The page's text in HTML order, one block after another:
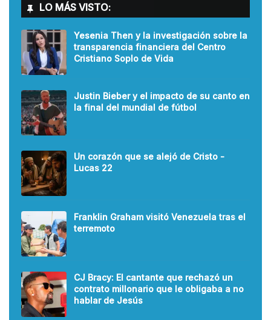
LO MÁS VISTO:
Yesenia Then y la investigación sobre la
transparencia financiera del Centro
Cristiano Soplo de Vida
Justin Bieber y el impacto de su canto en
la final del mundial de fútbol
Un corazón que se alejó de Cristo -
Lucas 22
Franklin Graham visitó Venezuela tras el
terremoto
CJ Bracy: El cantante que rechazó un
contrato millonario que le obligaba a no
hablar de Jesús